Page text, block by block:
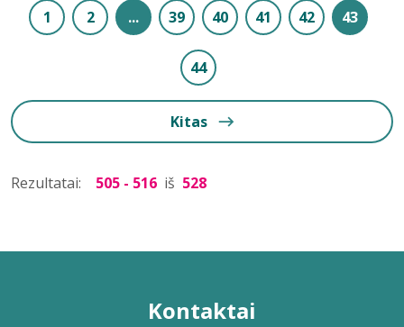
1 2 ... 39 40 41 42 43
44
Kitas
Rezultatai: 505 - 516 iš 528
Kontaktai